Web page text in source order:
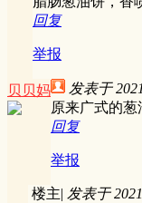
回复
举报
贝贝妈 发表于
原来广式的葱
回复
举报
楼主| 发表于